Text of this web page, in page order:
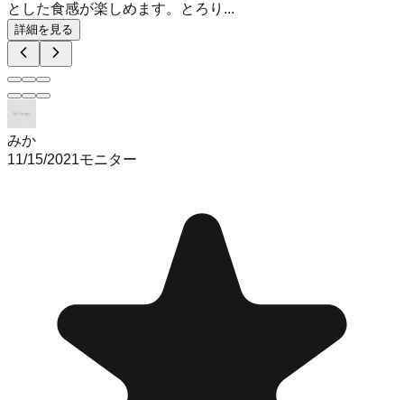
とした食感が楽しめます。とろり...
詳細を見る
みか
11/15/2021モニター